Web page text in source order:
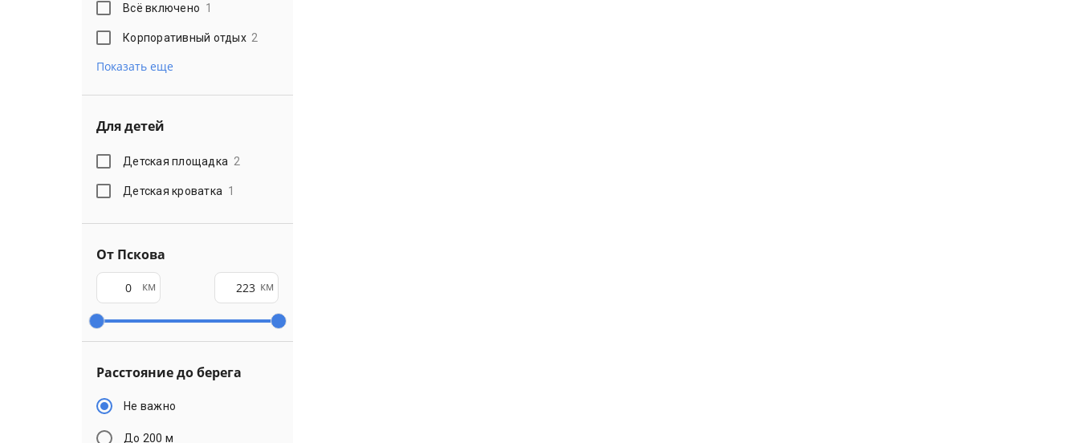
Всё включено 1
Корпоративный отдых 2
Показать еще
Для детей
Детская площадка 2
Детская кроватка 1
От Пскова
км км
Расстояние до берега
Не важно
До 200 м